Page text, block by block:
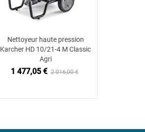
Ajouter au panier
Nettoyeur haute pression
Karcher HD 10/21-4 M Classic
Agri
1 477,05 € 2 016,00 €